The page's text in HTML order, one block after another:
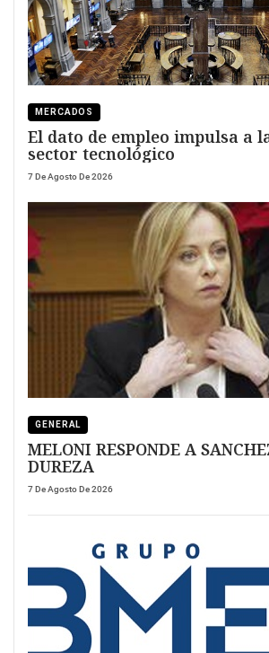
MERCADOS
El dato de empleo impulsa a
sector tecnológico
7 De Agosto De 2026
GENERAL
MELONI RESPONDE A SANCHEZ
DUREZA
7 De Agosto De 2026